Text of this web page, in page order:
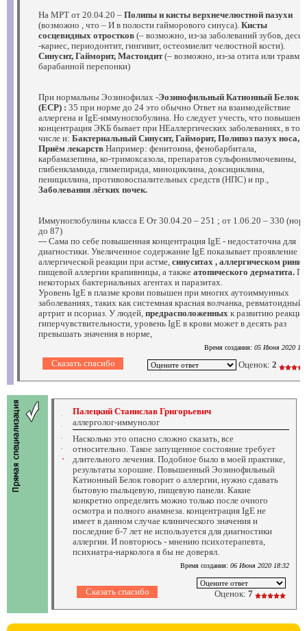
На МРТ от 20.04.20 – Полипы и кисты верхнечелюстной пазухи
(возможно , что – И в полости гайморового синуса). Кисты
сосцевидных отростков (– возможно, из-за заболеваний зубов, десен
-кариес, периодонтит, гингивит, остеомиелит челюстной кости).
Синусит, Гайморит, Мастоидит(– возможно, из-за отита или травмы
барабанной перепонки)
При нормальны Эозинофилах -Эозинофильный Катионный Белок
(ECP) : 35 при норме до 24 это обычно Ответ на взаимодействие
аллергена и IgE-иммуноглобулина. Но следует учесть, что
концентрация ЭКБ бывает при НЕаллергических заболеваниях, в том
числе и: Бактериальный Синусит, Гайморит, Полипоз пазух носа,
Приём лекарств Например: фенитоина, фенобарбитала,
карбамазепина, ко-тримоксазола, препаратов сульфонилмочевины,
глибенкламида, глимепирида, миноциклина, доксициклина,
пенициллина, противовоспалительных средств (НПС) и пр.,
Заболевания лёгких почек.
Иммуноглобулины класса E От 30.04.20 – 251 ; от 1.06.20 – 330
до 87)
--- Сама по себе повышенная концентрация IgE - недостаточна для
диагностики. Увеличенное содержание IgE показывает проявление
аллергической реакции при астме, синуситах , аллергическом
пищевой аллергии крапивницы, а также атопического дерматита.
некоторых бактериальных агентах и паразитах.
Уровень IgE в плазме крови повышен при многих аутоиммунных
заболеваниях, таких как системная красная волчанка, ревматоидный
артрит и псориаз. У людей, предрасположенных к развитию реакций
гиперчувствительности, уровень IgE в крови может в десять раз
превышать значения в норме,
Время создания: 05 Июня 2020
Оценок: 2
Палецкий Станислав Григорьевич
аллерголог-иммунолог
Насколько это опасно сложно сказать, все
относительно. Такое запущенное состояние требует
длительного лечения. Подобное было в моей практике,
результаты хорошие. Повышенный Эозинофильный
Катионный Белок говорит о аллергии, нужно сдавать
бытовую пыльцевую, пищевую панели. Какие
конкретно определить можно только после очного
осмотра и полного анамнеза. концентрация IgE не
имеет в данном случае клинического значения и
последние 6-7 лет не используется для диагностики
аллергии. И повторюсь - мнению психотерапевта,
психиатра-нарколога я бы не доверял.
Время создания: 06 Июня 2020 18:32
Оценок: 7